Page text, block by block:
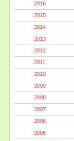
2016
2015
2014
2013
2012
2011
2010
2009
2008
2007
2006
2005